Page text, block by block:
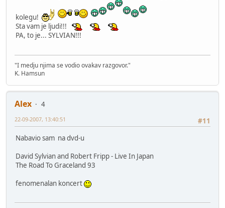
kolegu!
Sta vam je ljudi!!!
PA, to je... SYLVIAN!!!
"I medju njima se vodio ovakav razgovor."
K. Hamsun
Alex
4
#11
22-09-2007, 13:40:51
Nabavio sam na dvd-u
David Sylvian and Robert Fripp - Live In Japan
The Road To Graceland 93
fenomenalan koncert